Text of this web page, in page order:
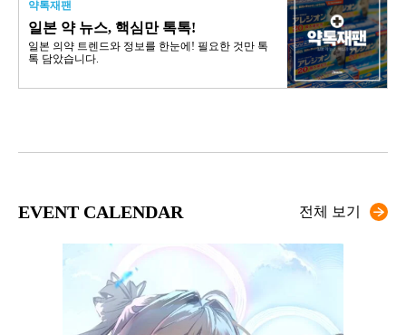
약톡재팬
일본 약 뉴스, 핵심만 톡톡!
일본 의약 트렌드와 정보를 한눈에! 필요한 것만 톡
톡 담았습니다.
EVENT CALENDAR 전체 보기